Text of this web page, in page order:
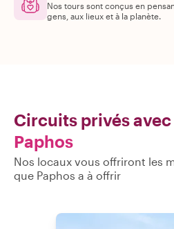
Nos tours sont conçus en
gens, aux lieux et à la planète.
Circuits privés
Paphos
Nos locaux vous offriront les
que Paphos a à offrir